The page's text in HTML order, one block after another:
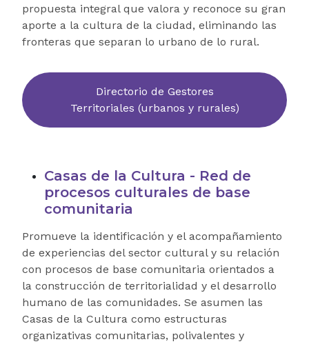
propuesta integral que valora y reconoce su gran
aporte a la cultura de la ciudad, eliminando las
fronteras que separan lo urbano de lo rural.
Directorio de Gestores
Territoriales (urbanos y rurales)
Casas de la Cultura - Red de
procesos culturales de base
comunitaria
Promueve la identificación y el acompañamiento
de experiencias del sector cultural y su relación
con procesos de base comunitaria orientados a
la construcción de territorialidad y el desarrollo
humano de las comunidades. Se asumen las
Casas de la Cultura como estructuras
organizativas comunitarias, polivalentes y